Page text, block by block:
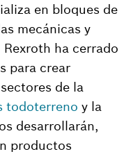
en bloques de
mecánicas y
ha cerrado
para crear
de la
todoterreno y la
desarrollarán,
productos